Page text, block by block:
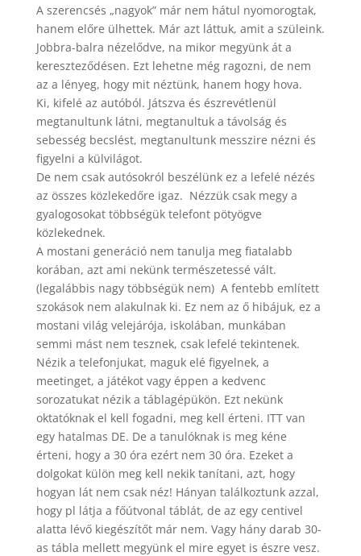
A szerencsés „nagyok” már nem hátul nyomorogtak,
hanem előre ülhettek. Már azt láttuk, amit a szüleink.
Jobbra-balra nézelődve, na mikor megyünk át a
kereszteződésen. Ezt lehetne még ragozni, de nem
az a lényeg, hogy mit néztünk, hanem hogy hova.
Ki, kifelé az autóból. Játszva és észrevétlenül
megtanultunk látni, megtanultuk a távolság és
sebesség becslést, megtanultunk messzire nézni és
figyelni a külvilágot.
De nem csak autósokról beszélünk ez a lefelé nézés
az összes közlekedőre igaz. Nézzük csak megy a
gyalogosokat többségük telefont pötyögve
közlekednek.
A mostani generáció nem tanulja meg fiatalabb
korában, azt ami nekünk természetessé vált.
(legalábbis nagy többségük nem) A fentebb említett
szokások nem alakulnak ki. Ez nem az ő hibájuk, ez a
mostani világ velejárója, iskolában, munkában
semmi mást nem tesznek, csak lefelé tekintenek.
Nézik a telefonjukat, maguk elé figyelnek, a
meetinget, a játékot vagy éppen a kedvenc
sorozatukat nézik a táblagépükön. Ezt nekünk
oktatóknak el kell fogadni, meg kell érteni. ITT van
egy hatalmas DE. De a tanulóknak is meg kéne
érteni, hogy a 30 óra ezért nem 30 óra. Ezeket a
dolgokat külön meg kell nekik tanítani, azt, hogy
hogyan lát nem csak néz! Hányan találkoztunk azzal,
hogy pl látja a főútvonal táblát, de az egy centivel
alatta lévő kiegészítőt már nem. Vagy hány darab 30-
as tábla mellett megyünk el mire egyet is észre vesz.